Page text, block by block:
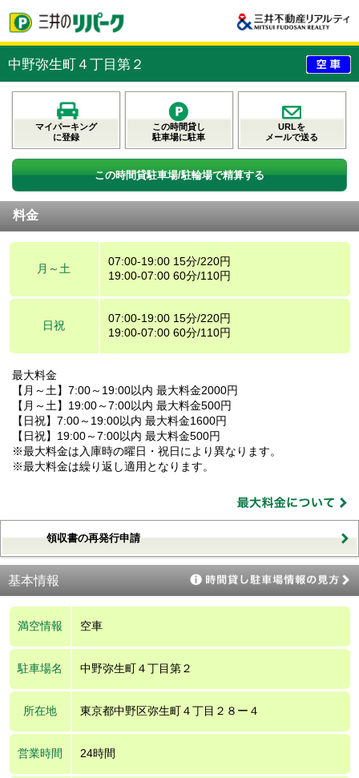
中野弥生町４丁目第２
マイパーキング
に登録
この時間貸し
駐車場に駐車
URLを
メールで送る
この時間貸駐車場/駐輪場で精算する
料金
月～土
07:00-19:00 15分/220円
19:00-07:00 60分/110円
日祝
07:00-19:00 15分/220円
19:00-07:00 60分/110円
最大料金
【月～土】7:00～19:00以内 最大料金2000円
【月～土】19:00～7:00以内 最大料金500円
【日祝】7:00～19:00以内 最大料金1600円
【日祝】19:00～7:00以内 最大料金500円
※最大料金は入庫時の曜日・祝日により異なります。
※最大料金は繰り返し適用となります。
領収書の再発行申請
基本情報
満空情報 空車
駐車場名 中野弥生町４丁目第２
所在地 東京都中野区弥生町４丁目２８ー４
営業時間 24時間